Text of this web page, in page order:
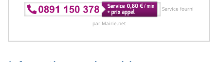
Service fourni
par Mairie.net